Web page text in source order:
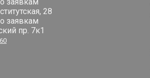
28
заявкам
пр. 7к1